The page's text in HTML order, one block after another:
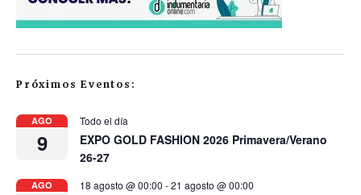
Próximos Eventos:
AGO
9
Todo el día
EXPO GOLD FASHION 2026 Primavera/Verano
26-27
AGO 18 agosto @ 00:00 -21 agosto @ 00:00